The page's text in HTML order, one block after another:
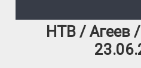
НТВ / Агеев